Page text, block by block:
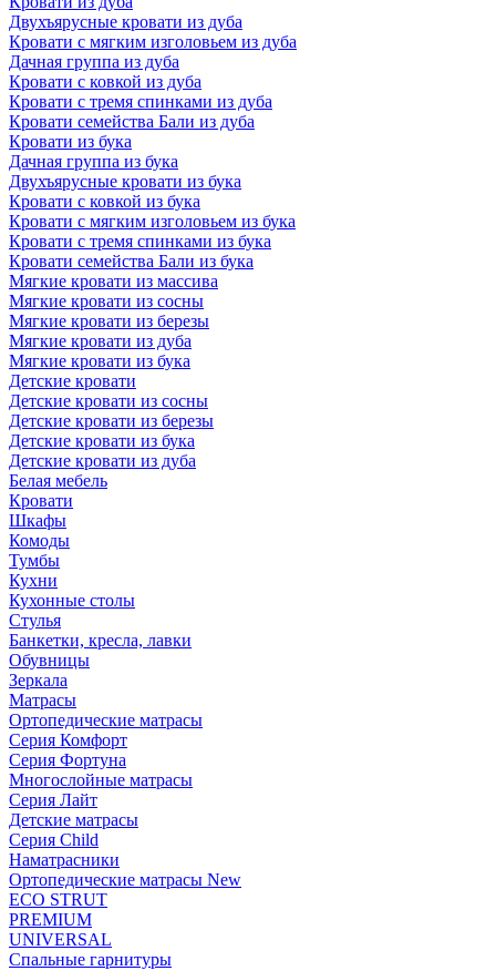
Двухъярусные кровати из дуба
Кровати с мягким изголовьем из дуба
Дачная группа из дуба
Кровати с ковкой из дуба
Кровати с тремя спинками из дуба
Кровати семейства Бали из дуба
Кровати из бука
Дачная группа из бука
Двухъярусные кровати из бука
Кровати с ковкой из бука
Кровати с мягким изголовьем из бука
Кровати с тремя спинками из бука
Кровати семейства Бали из бука
Мягкие кровати из массива
Мягкие кровати из сосны
Мягкие кровати из березы
Мягкие кровати из дуба
Мягкие кровати из бука
Детские кровати
Детские кровати из сосны
Детские кровати из березы
Детские кровати из бука
Детские кровати из дуба
Белая мебель
Кровати
Шкафы
Комоды
Тумбы
Кухни
Кухонные столы
Стулья
Банкетки, кресла, лавки
Обувницы
Зеркала
Матрасы
Ортопедические матрасы
Серия Комфорт
Серия Фортуна
Многослойные матрасы
Серия Лайт
Детские матрасы
Серия Child
Наматрасники
Ортопедические матрасы New
ECO STRUT
PREMIUM
UNIVERSAL
Спальные гарнитуры